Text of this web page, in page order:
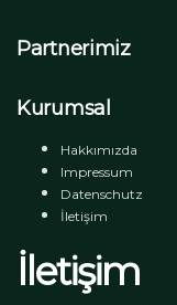
Partnerimiz
Kurumsal
Hakkımızda
Impressum
Datenschutz
İletişim
İletişim